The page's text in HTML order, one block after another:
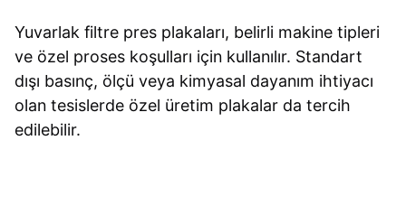
Yuvarlak filtre pres plakaları, belirli makine tipleri
ve özel proses koşulları için kullanılır. Standart
dışı basınç, ölçü veya kimyasal dayanım ihtiyacı
olan tesislerde özel üretim plakalar da tercih
edilebilir.